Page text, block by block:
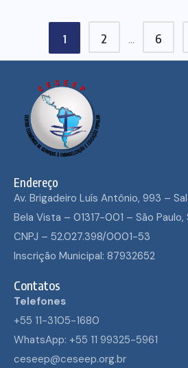
1 2 … 6
Endereço
Av. Brigadeiro Luís Antônio, 993 –
Bela Vista – 01317-001 – São Paulo,
CNPJ – 52.027.398/0001-53
Inscrição Municipal: 87932652
Contatos
Telefones
+55 11-3105-1680
WhatsApp: +55 11 99325-5961
ceseep@ceseep.org.br